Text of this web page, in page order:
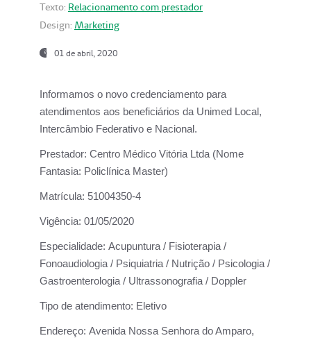
Texto: Relacionamento com prestador
Design: Marketing
01 de abril, 2020
Informamos o novo credenciamento para
atendimentos aos beneficiários da Unimed Local,
Intercâmbio Federativo e Nacional.
Prestador: Centro Médico Vitória Ltda (Nome
Fantasia: Policlínica Master)
Matrícula: 51004350-4
Vigência: 01/05/2020
Especialidade: Acupuntura / Fisioterapia /
Fonoaudiologia / Psiquiatria / Nutrição / Psicologia /
Gastroenterologia / Ultrassonografia / Doppler
Tipo de atendimento: Eletivo
Endereço: Avenida Nossa Senhora do Amparo,